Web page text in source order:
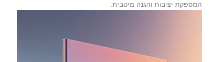
המספקת יציבות והגנה מיטבית.